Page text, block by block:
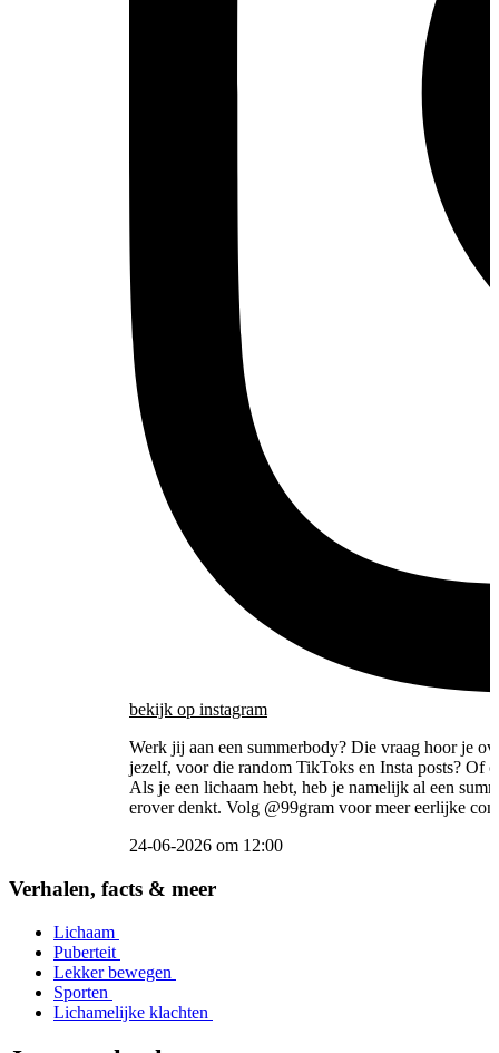
bekijk op instagram
Werk jij aan een summerbody? Die vraag hoor je
jezelf, voor die random TikToks en Insta posts? Of
Als je een lichaam hebt, heb je namelijk al een
erover denkt. Volg @99gram voor meer eerlijke
24-06-2026 om 12:00
2
Verhalen, facts & meer
Lichaam
Puberteit
Lekker bewegen
Sporten
Lichamelijke klachten